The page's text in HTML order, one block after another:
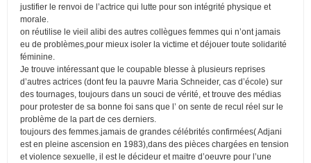
justifier le renvoi de l’actrice qui lutte pour son intégrité physique et
morale.
on réutilise le vieil alibi des autres collègues femmes qui n’ont jamais
eu de problèmes,pour mieux isoler la victime et déjouer toute solidarité
féminine.
Je trouve intéressant que le coupable blesse à plusieurs reprises
d’autres actrices (dont feu la pauvre Maria Schneider, cas d’école) sur
des tournages, toujours dans un souci de vérité, et trouve des médias
pour protester de sa bonne foi sans que l’ on sente de recul réel sur le
problème de la part de ces derniers.
toujours des femmes.jamais de grandes célébrités confirmées( Adjani
est en pleine ascension en 1983),dans des pièces chargées en tension
et violence sexuelle, il est le décideur et maitre d’oeuvre pour l’une